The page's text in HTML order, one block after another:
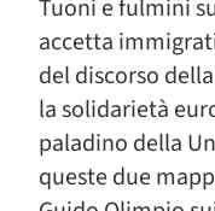
Tuoni e fulmini
accetta
del discorso
la solidarietà
paladino della
queste due